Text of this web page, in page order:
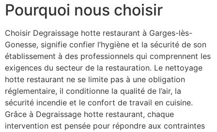
Pourquoi nous choisir
Choisir Degraissage hotte restaurant à Garges-lès-
Gonesse, signifie confier l’hygiène et la sécurité de son
établissement à des professionnels qui comprennent les
exigences du secteur de la restauration. Le nettoyage
hotte restaurant ne se limite pas à une obligation
réglementaire, il conditionne la qualité de l’air, la
sécurité incendie et le confort de travail en cuisine.
Grâce à Degraissage hotte restaurant, chaque
intervention est pensée pour répondre aux contraintes